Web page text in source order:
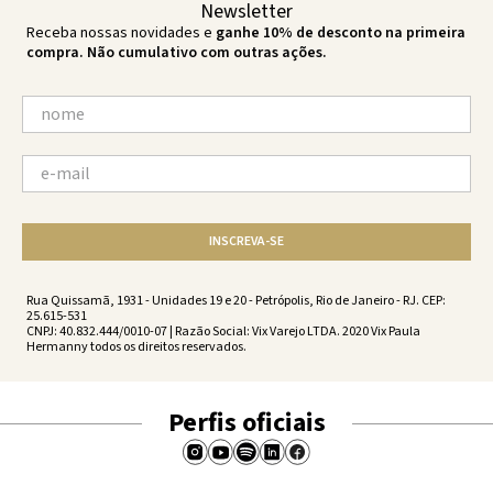
Newsletter
Receba nossas novidades e ganhe 10% de desconto na primeira
compra. Não cumulativo com outras ações.
INSCREVA-SE
Rua Quissamã, 1931 - Unidades 19 e 20 - Petrópolis, Rio de Janeiro - RJ. CEP:
25.615-531
CNPJ: 40.832.444/0010-07 | Razão Social: Vix Varejo LTDA. 2020 Vix Paula
Hermanny todos os direitos reservados.
Perfis oficiais